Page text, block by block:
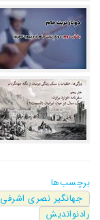
برچسب‌ها
جهانگیر نصری اشرفی
رادنواندیش